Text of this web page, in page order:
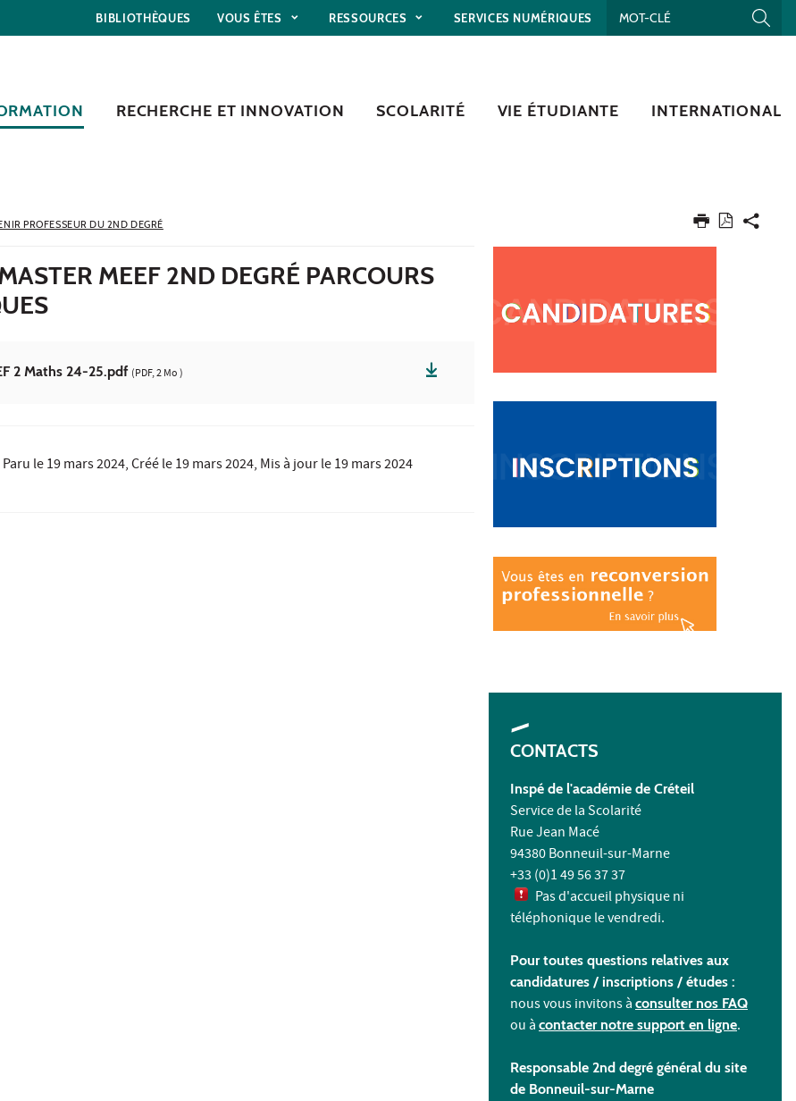
BIBLIOTHÈQUES VOUS ÊTES RESSOURCES SERVICES NUMÉRIQUES
RECHERCHE ET INNOVATION SCOLARITÉ VIE ÉTUDIANTE INTERNATIONAL
PROFESSEUR DU 2ND DEGRÉ
MEEF 2ND DEGRÉ PARCOURS
2 Maths 24-25.pdf (PDF, 2 Mo )
Paru le19 mars 2024, Créé le19 mars 2024, Mis à jour le19 mars 2024
CONTACTS
Inspé de l'académie de Créteil
Service de la Scolarité
Rue Jean Macé
94380 Bonneuil-sur-Marne
+33 (0)1 49 56 37 37
Pas d'accueil physique ni
téléphonique le vendredi.
Pour toutes questions relatives aux
candidatures / inscriptions / études :
nous vous invitons à consulter nos FAQ
ou à contacter notre support en ligne.
Responsable 2nd degré général du site
de Bonneuil-sur-Marne